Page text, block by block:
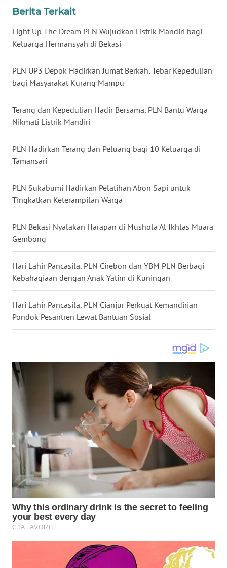
Berita Terkait
Light Up The Dream PLN Wujudkan Listrik Mandiri bagi
Keluarga Hermansyah di Bekasi
PLN UP3 Depok Hadirkan Jumat Berkah, Tebar Kepedulian
bagi Masyarakat Kurang Mampu
Terang dan Kepedulian Hadir Bersama, PLN Bantu Warga
Nikmati Listrik Mandiri
PLN Hadirkan Terang dan Peluang bagi 10 Keluarga di
Tamansari
PLN Sukabumi Hadirkan Pelatihan Abon Sapi untuk
Tingkatkan Keterampilan Warga
PLN Bekasi Nyalakan Harapan di Mushola Al Ikhlas Muara
Gembong
Hari Lahir Pancasila, PLN Cirebon dan YBM PLN Berbagi
Kebahagiaan dengan Anak Yatim di Kuningan
Hari Lahir Pancasila, PLN Cianjur Perkuat Kemandirian
Pondok Pesantren Lewat Bantuan Sosial
MALUKU
WN
MALUT
WN
TOBA
NIAS
LANGKAT
WN
TAPANULI
SELATAN
WN
TANJUNG
KARO
LABUHANBATU
WN
TAPANULI
TENGAH
WN DELI
SERDANG